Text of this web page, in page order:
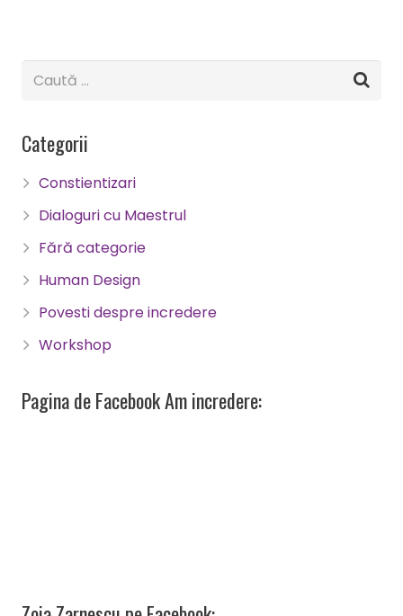
Categorii
Constientizari
Dialoguri cu Maestrul
Fără categorie
Human Design
Povesti despre incredere
Workshop
Pagina de Facebook Am incredere: